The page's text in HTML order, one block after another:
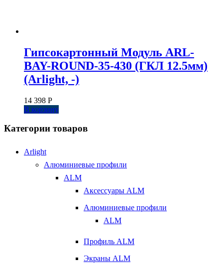
Гипсокартонный Модуль ARL-
BAY-ROUND-35-430 (ГКЛ 12.5мм)
(Arlight, -)
14 398 Р
В корзину
Категории товаров
Arlight
Алюминиевые профили
ALM
Аксессуары ALM
Алюминиевые профили
ALM
Профиль ALM
Экраны ALM